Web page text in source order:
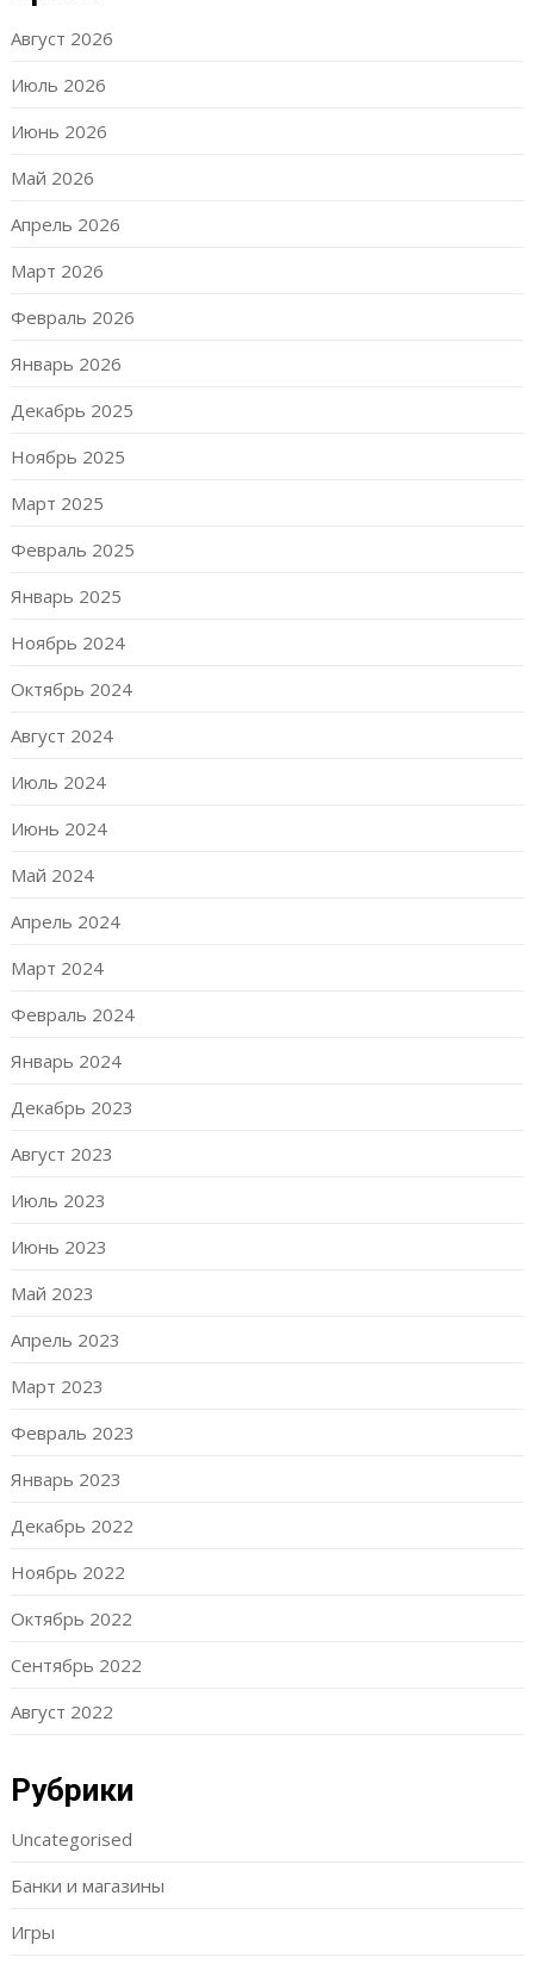
Август 2026
Июль 2026
Июнь 2026
Май 2026
Апрель 2026
Март 2026
Февраль 2026
Январь 2026
Декабрь 2025
Ноябрь 2025
Март 2025
Февраль 2025
Январь 2025
Ноябрь 2024
Октябрь 2024
Август 2024
Июль 2024
Июнь 2024
Май 2024
Апрель 2024
Март 2024
Февраль 2024
Январь 2024
Декабрь 2023
Август 2023
Июль 2023
Июнь 2023
Май 2023
Апрель 2023
Март 2023
Февраль 2023
Январь 2023
Декабрь 2022
Ноябрь 2022
Октябрь 2022
Сентябрь 2022
Август 2022
Рубрики
Uncategorised
Банки и магазины
Игры